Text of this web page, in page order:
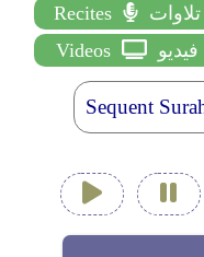
Recites تلاوات
Videos
فيديو